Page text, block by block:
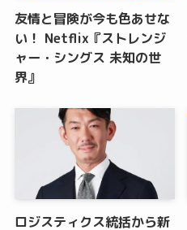
友情と冒険が今も色あせな
い！ Netflix『ストレンジ
ャー・シングス 未知の世
界』
ロジスティクス統括から新